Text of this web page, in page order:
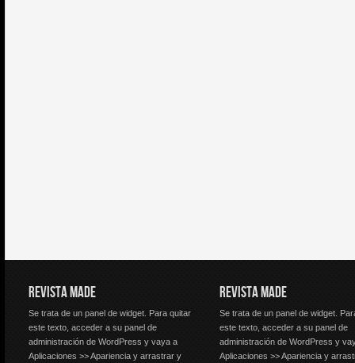
REVISTA MADE
Se trata de un panel de widget. Para quitar
este texto, acceder a su panel de
administración de WordPress y vaya a
Aplicaciones >> Apariencia y arrastrar y
REVISTA MADE
Se trata de un panel de widget.
este texto, acceder a su panel de
administración de WordPress y
Aplicaciones >> Apariencia y